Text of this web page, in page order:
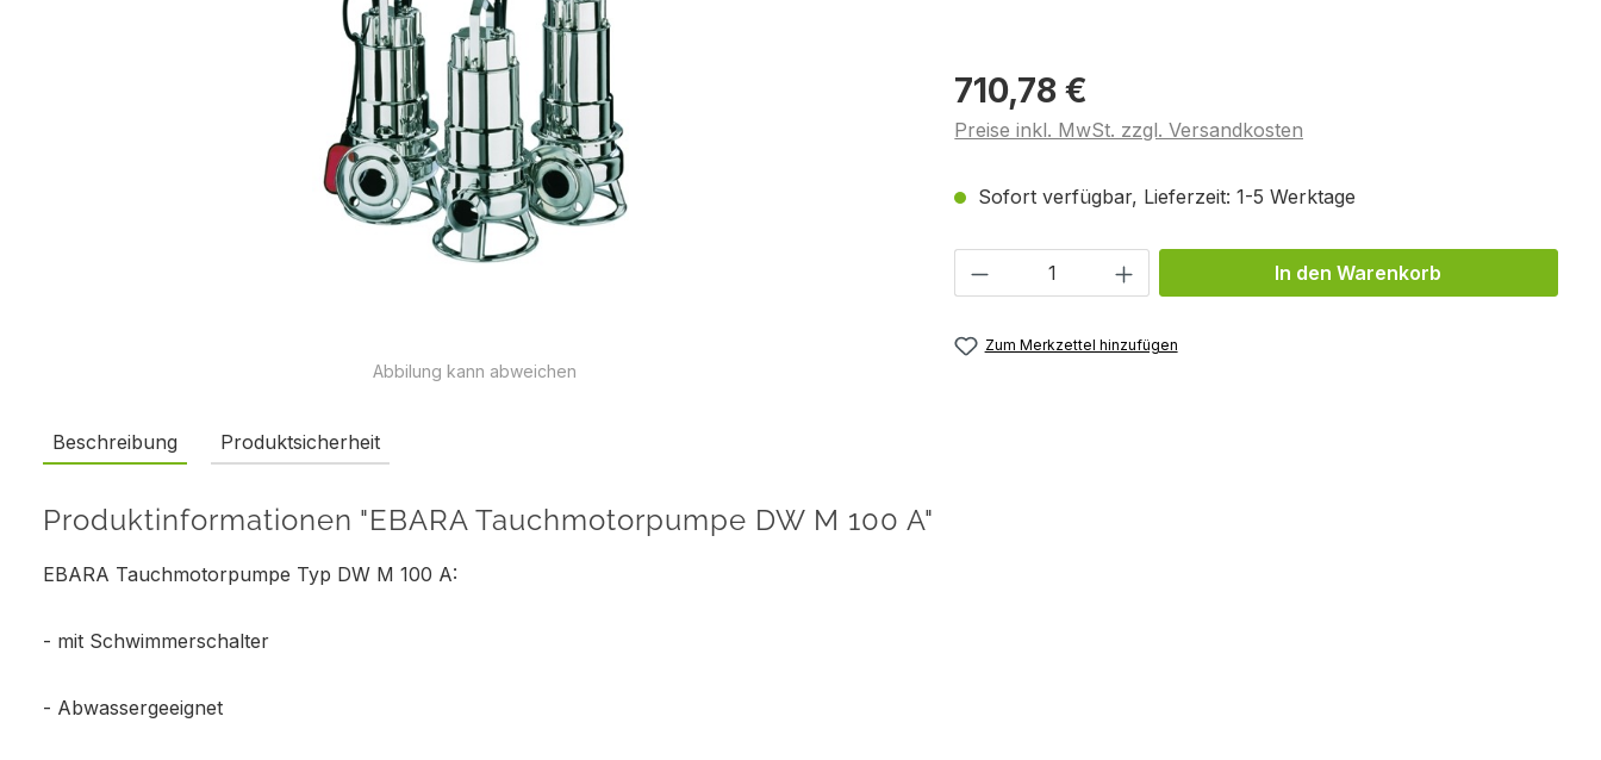
Abbilung kann abweichen
710,78 €
Preise inkl. MwSt. zzgl. Versandkosten
Sofort verfügbar, Lieferzeit: 1-5 Werktage
Produkt Anzahl: Gib den gewünschten Wert
In den Warenkorb
Zum Merkzettel hinzufügen
Beschreibung Produktsicherheit
Produktinformationen "EBARA Tauchmotorpumpe DW M 100 A"
EBARA Tauchmotorpumpe Typ DW M 100 A:
- mit Schwimmerschalter
- Abwassergeeignet